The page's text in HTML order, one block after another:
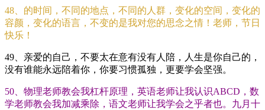
48、的时间，不同的地点，不同的人群，变化的空间，变化的
容颜，变化的语言，不变的是我对您的思念之情！老师，节日
快乐！
49、亲爱的自己，不要太在意有没有人陪，人生是你自己的，
没有谁能永远陪着你，你要习惯孤独，更要学会坚强。
50、物理老师教会我杠杆原理，英语老师让我认识ABCD，数
学老师教会我加减乘除，语文老师让我学会之乎者也。九月十